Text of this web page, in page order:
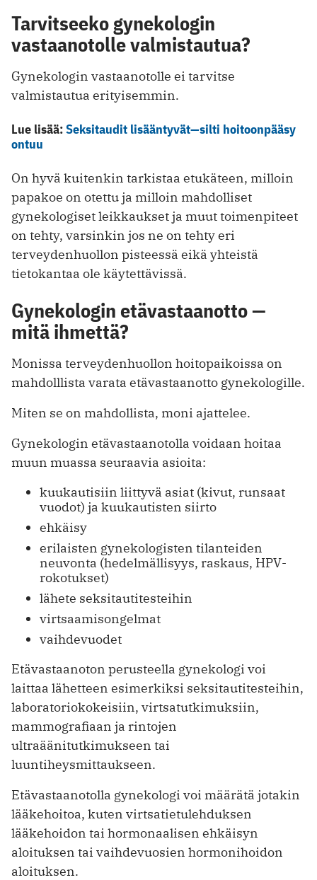
Tarvitseeko gynekologin
vastaanotolle valmistautua?
Gynekologin vastaanotolle ei tarvitse
valmistautua erityisemmin.
Lue lisää:Seksitaudit lisääntyvät—silti hoitoonpääsy
ontuu
On hyvä kuitenkin tarkistaa etukäteen, milloin
papakoe on otettu ja milloin mahdolliset
gynekologiset leikkaukset ja muut toimenpiteet
on tehty, varsinkin jos ne on tehty eri
terveydenhuollon pisteessä eikä yhteistä
tietokantaa ole käytettävissä.
Gynekologin etävastaanotto —
mitä ihmettä?
Monissa terveydenhuollon hoitopaikoissa on
mahdolllista varata etävastaanotto gynekologille.
Miten se on mahdollista, moni ajattelee.
Gynekologin etävastaanotolla voidaan hoitaa
muun muassa seuraavia asioita:
kuukautisiin liittyvä asiat (kivut, runsaat
vuodot) ja kuukautisten siirto
ehkäisy
erilaisten gynekologisten tilanteiden
neuvonta (hedelmällisyys, raskaus, HPV-
rokotukset)
lähete seksitautitesteihin
virtsaamisongelmat
vaihdevuodet
Etävastaanoton perusteella gynekologi voi
laittaa lähetteen esimerkiksi seksitautitesteihin,
laboratoriokokeisiin, virtsatutkimuksiin,
mammografiaan ja rintojen
ultraäänitutkimukseen tai
luuntiheysmittaukseen.
Etävastaanotolla gynekologi voi määrätä jotakin
lääkehoitoa, kuten virtsatietulehduksen
lääkehoidon tai hormonaalisen ehkäisyn
aloituksen tai vaihdevuosien hormonihoidon
aloituksen.